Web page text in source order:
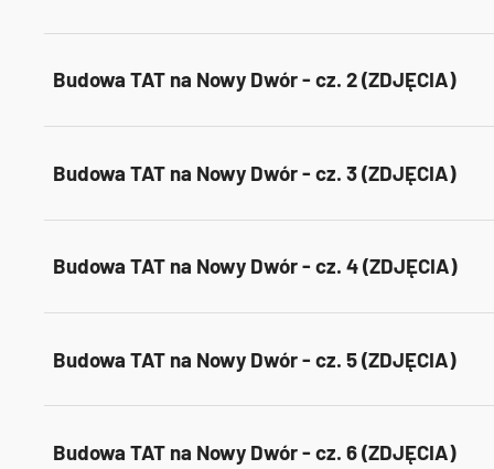
Budowa TAT na Nowy Dwór - cz. 2 (ZDJĘCIA)
Budowa TAT na Nowy Dwór - cz. 3 (ZDJĘCIA)
Budowa TAT na Nowy Dwór - cz. 4 (ZDJĘCIA)
Budowa TAT na Nowy Dwór - cz. 5 (ZDJĘCIA)
Budowa TAT na Nowy Dwór - cz. 6 (ZDJĘCIA)